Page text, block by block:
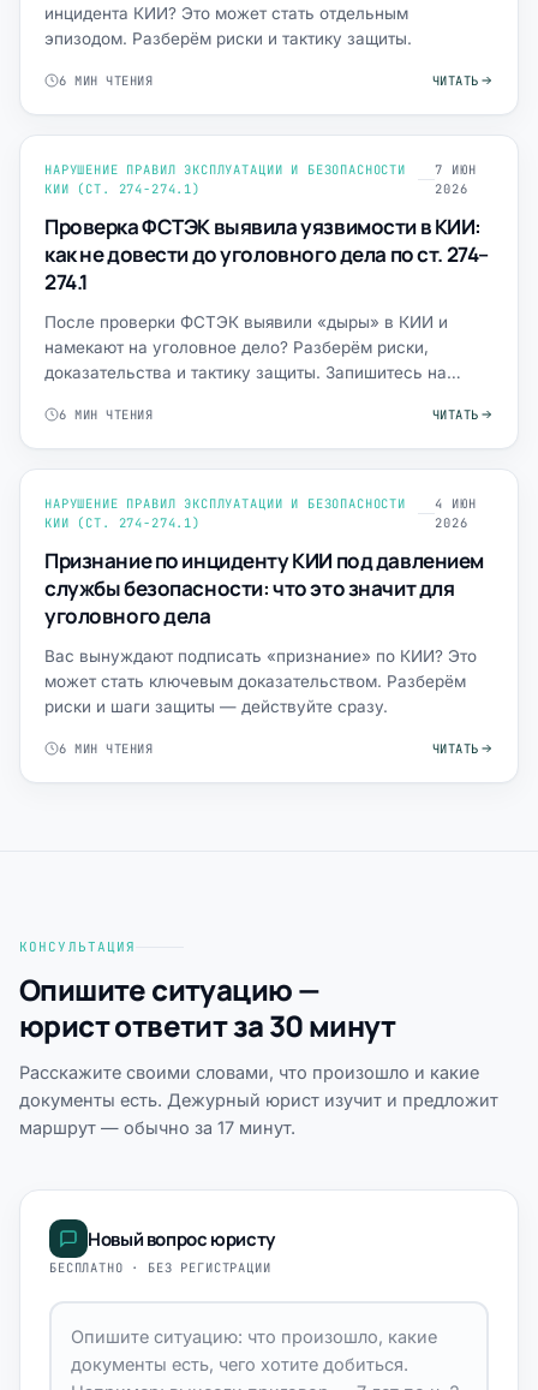
инцидента КИИ? Это может стать отдельным
эпизодом. Разберём риски и тактику защиты.
6 МИН ЧТЕНИЯ ЧИТАТЬ
НАРУШЕНИЕ ПРАВИЛ ЭКСПЛУАТАЦИИ И БЕЗОПАСНОСТИ
КИИ (СТ. 274-274.1)
7 ИЮН
2026
Проверка ФСТЭК выявила уязвимости в КИИ:
как не довести до уголовного дела по ст. 274–
274.1
После проверки ФСТЭК выявили «дыры» в КИИ и
намекают на уголовное дело? Разберём риски,
доказательства и тактику защиты. Запишитесь на
6 МИН ЧТЕНИЯ ЧИТАТЬ
НАРУШЕНИЕ ПРАВИЛ ЭКСПЛУАТАЦИИ И БЕЗОПАСНОСТИ
КИИ (СТ. 274-274.1)
4 ИЮН
2026
Признание по инциденту КИИ под давлением
службы безопасности: что это значит для
уголовного дела
Вас вынуждают подписать «признание» по КИИ? Это
может стать ключевым доказательством. Разберём
риски и шаги защиты — действуйте сразу.
6 МИН ЧТЕНИЯ ЧИТАТЬ
КОНСУЛЬТАЦИЯ
Опишите ситуацию —
юрист ответит за 30 минут
Расскажите своими словами, что произошло и какие
документы есть. Дежурный юрист изучит и предложит
маршрут — обычно за 17 минут.
Новый вопрос юристу
БЕСПЛАТНО · БЕЗ РЕГИСТРАЦИИ